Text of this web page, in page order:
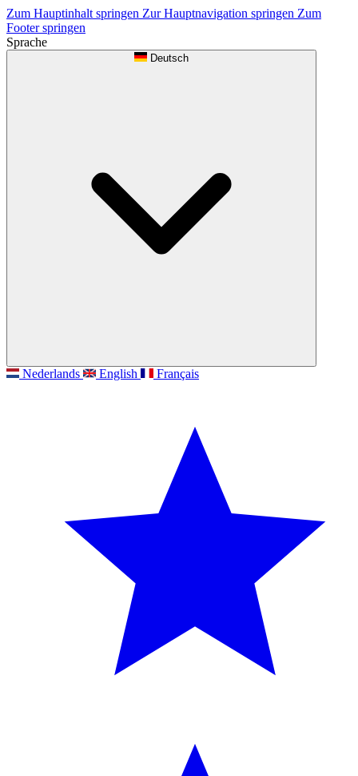
Zum Hauptinhalt springen Zur Hauptnavigation springen Zum
Footer springen
Sprache
Deutsch
Nederlands English Français